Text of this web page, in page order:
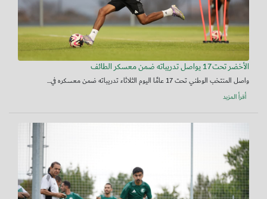
الأخضر تحت17 يواصل تدريباته ضمن معسكر الطائف
واصل المنتخب الوطني تحت 17 عامًا اليوم الثلاثاء تدريباته ضمن معسكره في...
أقرأ المزيد